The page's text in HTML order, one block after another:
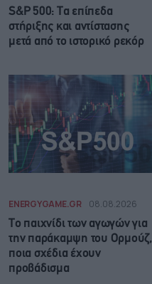
S&P 500: Τα επίπεδα
στήριξης και αντίστασης
μετά από το ιστορικό ρεκόρ
ENERGYGAME.GR 08.08.2026
Το παιχνίδι των αγωγών για
την παράκαμψη του Ορμούζ,
ποια σχέδια έχουν
προβάδισμα